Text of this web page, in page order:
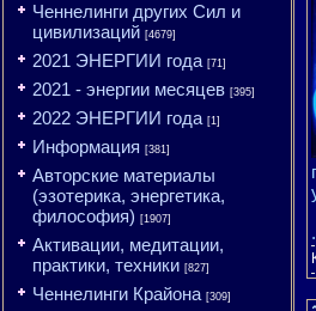
Ченнелинги других Сил и
цивилизаций [4679]
2021 ЭНЕРГИИ года [71]
2021 - энергии месяцев [395]
2022 ЭНЕРГИИ года [1]
Информация [381]
Авторские материалы
(эзотерика, энергетика,
философия) [1907]
Активации, медитации,
практики, техники [827]
Ченнелинги Крайона [309]